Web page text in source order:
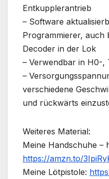
Entkupplerantrieb
– Software
Programmierer, auch
Decoder in der Lok
– Verwendbar in H0-
–
verschiedene
und rückwärts
Weiteres Material:
Meine Handschuhe –
https://amzn.to/
Meine Lötpistole: